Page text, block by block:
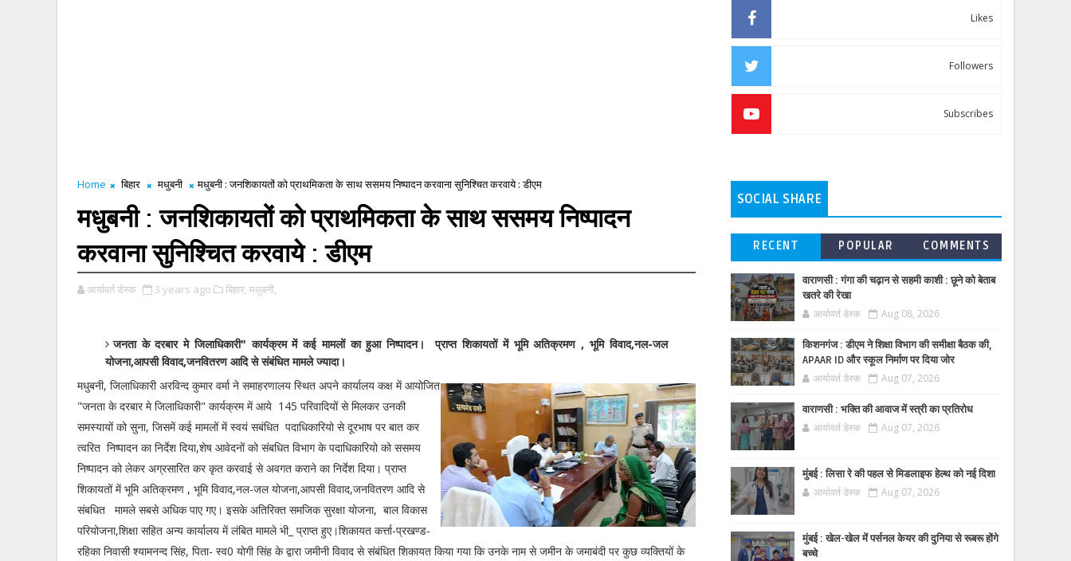
Home बिहार मधुबनी मधुबनी : जनशिकायतों को प्राथमिकता के साथ ससमय निष्पादन करवाना सुनिश्चित करवाये : डीएम
मधुबनी : जनशिकायतों को प्राथमिकता के साथ ससमय निष्पादन
करवाना सुनिश्चित करवाये : डीएम
आर्यावर्त डेस्क 3 years ago बिहार, मधुबनी,
जनता के दरबार मे जिलाधिकारी" कार्यक्रम में कई मामलों का हुआ निष्पादन। प्राप्त शिकायतों में भूमि अतिक्रमण , भूमि विवाद,नल-जल
योजना,आपसी विवाद,जनवितरण आदि से संबंधित मामले ज्यादा।
मधुबनी, जिलाधिकारी अरविन्द कुमार वर्मा ने समाहरणालय स्थित अपने कार्यालय कक्ष में आयोजित
"जनता के दरबार मे जिलाधिकारी" कार्यक्रम में आये 145 परिवादियों से मिलकर उनकी
समस्यायों को सुना, जिसमें कई मामलों में स्वयं सबंधित पदाधिकारियो से दूरभाष पर बात कर
त्वरित निष्पादन का निर्देश दिया,शेष आवेदनों को संबधित विभाग के पदाधिकारियो को ससमय
निष्पादन को लेकर अग्रसारित कर कृत करवाई से अवगत कराने का निर्देश दिया। प्राप्त
शिकायतों में भूमि अतिक्रमण , भूमि विवाद,नल-जल योजना,आपसी विवाद,जनवितरण आदि से
संबधित मामले सबसे अधिक पाए गए। इसके अतिरिक्त समजिक सुरक्षा योजना, बाल विकास
परियोजना,शिक्षा सहित अन्य कार्यालय में लंबित मामले भी_ प्राप्त हुए।शिकायत कर्त्ता-प्रखण्ड-
रहिका निवासी श्यामनन्द सिंह, पिता- स्व0 योगी सिंह के द्वारा जमीनी विवाद से संबंधित शिकायत किया गया कि उनके नाम से जमीन के जमाबंदी पर कुछ व्यक्तियों के
Likes
Followers
Subscribes
SOCIAL SHARE
RECENT POPULAR COMMENTS
वाराणसी : गंगा की चढ़ान से सहमी काशी : छूने को बेताब
खतरे की रेखा
आर्यावर्त डेस्क Aug 08, 2026
किशनगंज : डीएम ने शिक्षा विभाग की समीक्षा बैठक की,
APAAR ID और स्कूल निर्माण पर दिया जोर
आर्यावर्त डेस्क Aug 07, 2026
वाराणसी : भक्ति की आवाज में स्त्री का प्रतिरोध
आर्यावर्त डेस्क Aug 07, 2026
मुंबई : लिसा रे की पहल से मिडलाइफ हेल्थ को नई दिशा
आर्यावर्त डेस्क Aug 07, 2026
मुंबई : खेल-खेल में पर्सनल केयर की दुनिया से रूबरू होंगे
बच्चे